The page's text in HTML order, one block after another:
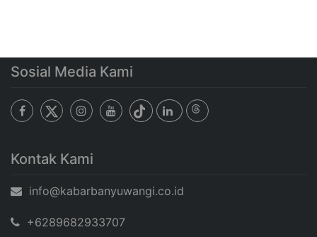
Sosial Media Kami
Kontak Kami
info@kabarbanyuwangi.co.id
+6289682933707